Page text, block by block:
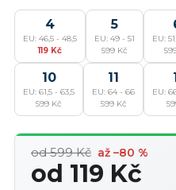
900 Kč →-7 %
1 200 Kč →-10 %
1 500 Kč -15 %
4
EU: 46,5 - 48,5
119 Kč
5
EU: 49 - 51
599 Kč
EU:
10
EU: 61,5 - 63,5
599 Kč
11
EU: 64 - 66
599 Kč
EU:
od 599 Kč až –80 %
od 119 Kč